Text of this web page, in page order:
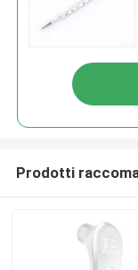
Prodotti